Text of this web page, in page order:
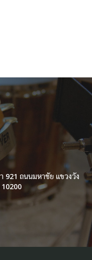
921 ถนนมหาชัย แขวงวัง